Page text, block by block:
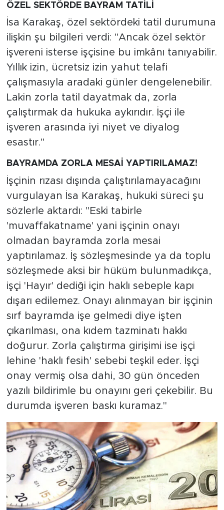
ÖZEL SEKTÖRDE BAYRAM TATİLİ
İsa Karakaş, özel sektördeki tatil durumuna
ilişkin şu bilgileri verdi: "Ancak özel sektör
işvereni isterse işçisine bu imkânı tanıyabilir.
Yıllık izin, ücretsiz izin yahut telafi
çalışmasıyla aradaki günler dengelenebilir.
Lakin zorla tatil dayatmak da, zorla
çalıştırmak da hukuka aykırıdır. İşçi ile
işveren arasında iyi niyet ve diyalog
esastır."
BAYRAMDA ZORLA MESAİ YAPTIRILAMAZ!
İşçinin rızası dışında çalıştırılamayacağını
vurgulayan İsa Karakaş, hukuki süreci şu
sözlerle aktardı: "Eski tabirle
'muvaffakatname' yani işçinin onayı
olmadan bayramda zorla mesai
yaptırılamaz. İş sözleşmesinde ya da toplu
sözleşmede aksi bir hüküm bulunmadıkça,
işçi 'Hayır' dediği için haklı sebeple kapı
dışarı edilemez. Onayı alınmayan bir işçinin
sırf bayramda işe gelmedi diye işten
çıkarılması, ona kıdem tazminatı hakkı
doğurur. Zorla çalıştırma girişimi ise işçi
lehine 'haklı fesih' sebebi teşkil eder. İşçi
onay vermiş olsa dahi, 30 gün önceden
yazılı bildirimle bu onayını geri çekebilir. Bu
durumda işveren baskı kuramaz."